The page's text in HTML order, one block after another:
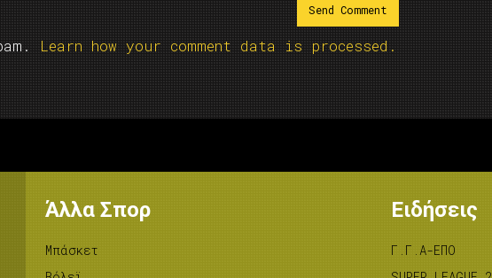
Learn how your comment data is processed.
Άλλα Σπορ
Μπάσκετ
Ειδήσεις
Γ.Γ.Α-ΕΠΟ